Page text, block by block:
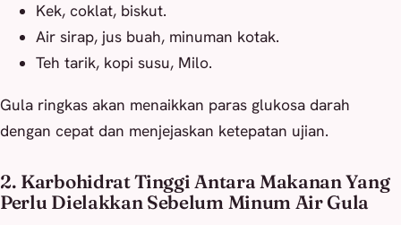
Kek, coklat, biskut.
Air sirap, jus buah, minuman kotak.
Teh tarik, kopi susu, Milo.
Gula ringkas akan menaikkan paras glukosa darah
dengan cepat dan menjejaskan ketepatan ujian.
2. Karbohidrat Tinggi Antara Makanan Yang
Perlu Dielakkan Sebelum Minum Air Gula